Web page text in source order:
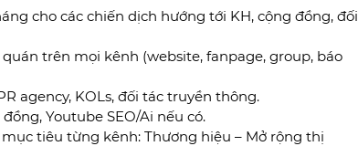
cho các chiến dịch hướng tới KH, cộng đồng, đối
trên mọi kênh (website, fanpage, group, báo
agency, KOLs, đối tác truyền thông.
Youtube SEO/Ai nếu có.
tiêu từng kênh: Thương hiệu – Mở rộng thị